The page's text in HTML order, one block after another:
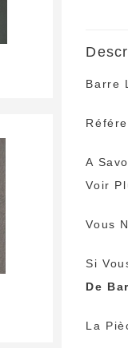
Barre
A
Voir
Vous
Si
De
La